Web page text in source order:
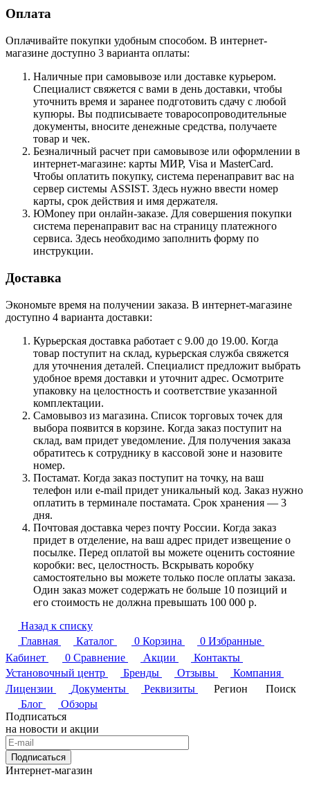
Оплата
Оплачивайте покупки удобным способом. В интернет-
магазине доступно 3 варианта оплаты:
Наличные при самовывозе или доставке курьером.
Специалист свяжется с вами в день доставки, чтобы
уточнить время и заранее подготовить сдачу с любой
купюры. Вы подписываете товаросопроводительные
документы, вносите денежные средства, получаете
товар и чек.
Безналичный расчет при самовывозе или оформлении в
интернет-магазине: карты МИР, Visa и MasterCard.
Чтобы оплатить покупку, система перенаправит вас на
сервер системы ASSIST. Здесь нужно ввести номер
карты, срок действия и имя держателя.
ЮMoney при онлайн-заказе. Для совершения покупки
система перенаправит вас на страницу платежного
сервиса. Здесь необходимо заполнить форму по
инструкции.
Доставка
Экономьте время на получении заказа. В интернет-магазине
доступно 4 варианта доставки:
Курьерская доставка работает с 9.00 до 19.00. Когда
товар поступит на склад, курьерская служба свяжется
для уточнения деталей. Специалист предложит выбрать
удобное время доставки и уточнит адрес. Осмотрите
упаковку на целостность и соответствие указанной
комплектации.
Самовывоз из магазина. Список торговых точек для
выбора появится в корзине. Когда заказ поступит на
склад, вам придет уведомление. Для получения заказа
обратитесь к сотруднику в кассовой зоне и назовите
номер.
Постамат. Когда заказ поступит на точку, на ваш
телефон или e-mail придет уникальный код. Заказ нужно
оплатить в терминале постамата. Срок хранения — 3
дня.
Почтовая доставка через почту России. Когда заказ
придет в отделение, на ваш адрес придет извещение о
посылке. Перед оплатой вы можете оценить состояние
коробки: вес, целостность. Вскрывать коробку
самостоятельно вы можете только после оплаты заказа.
Один заказ может содержать не больше 10 позиций и
его стоимость не должна превышать 100 000 р.
Назад к списку
Главная
Каталог 0 Корзина 0 Избранные
Кабинет
0 Сравнение Акции
Контакты
Установочный центр
Бренды Отзывы
Компания
Лицензии
Документы Реквизиты Регион
Поиск
Блог
Обзоры
Подписаться
на новости и акции
Подписаться
Интернет-магазин